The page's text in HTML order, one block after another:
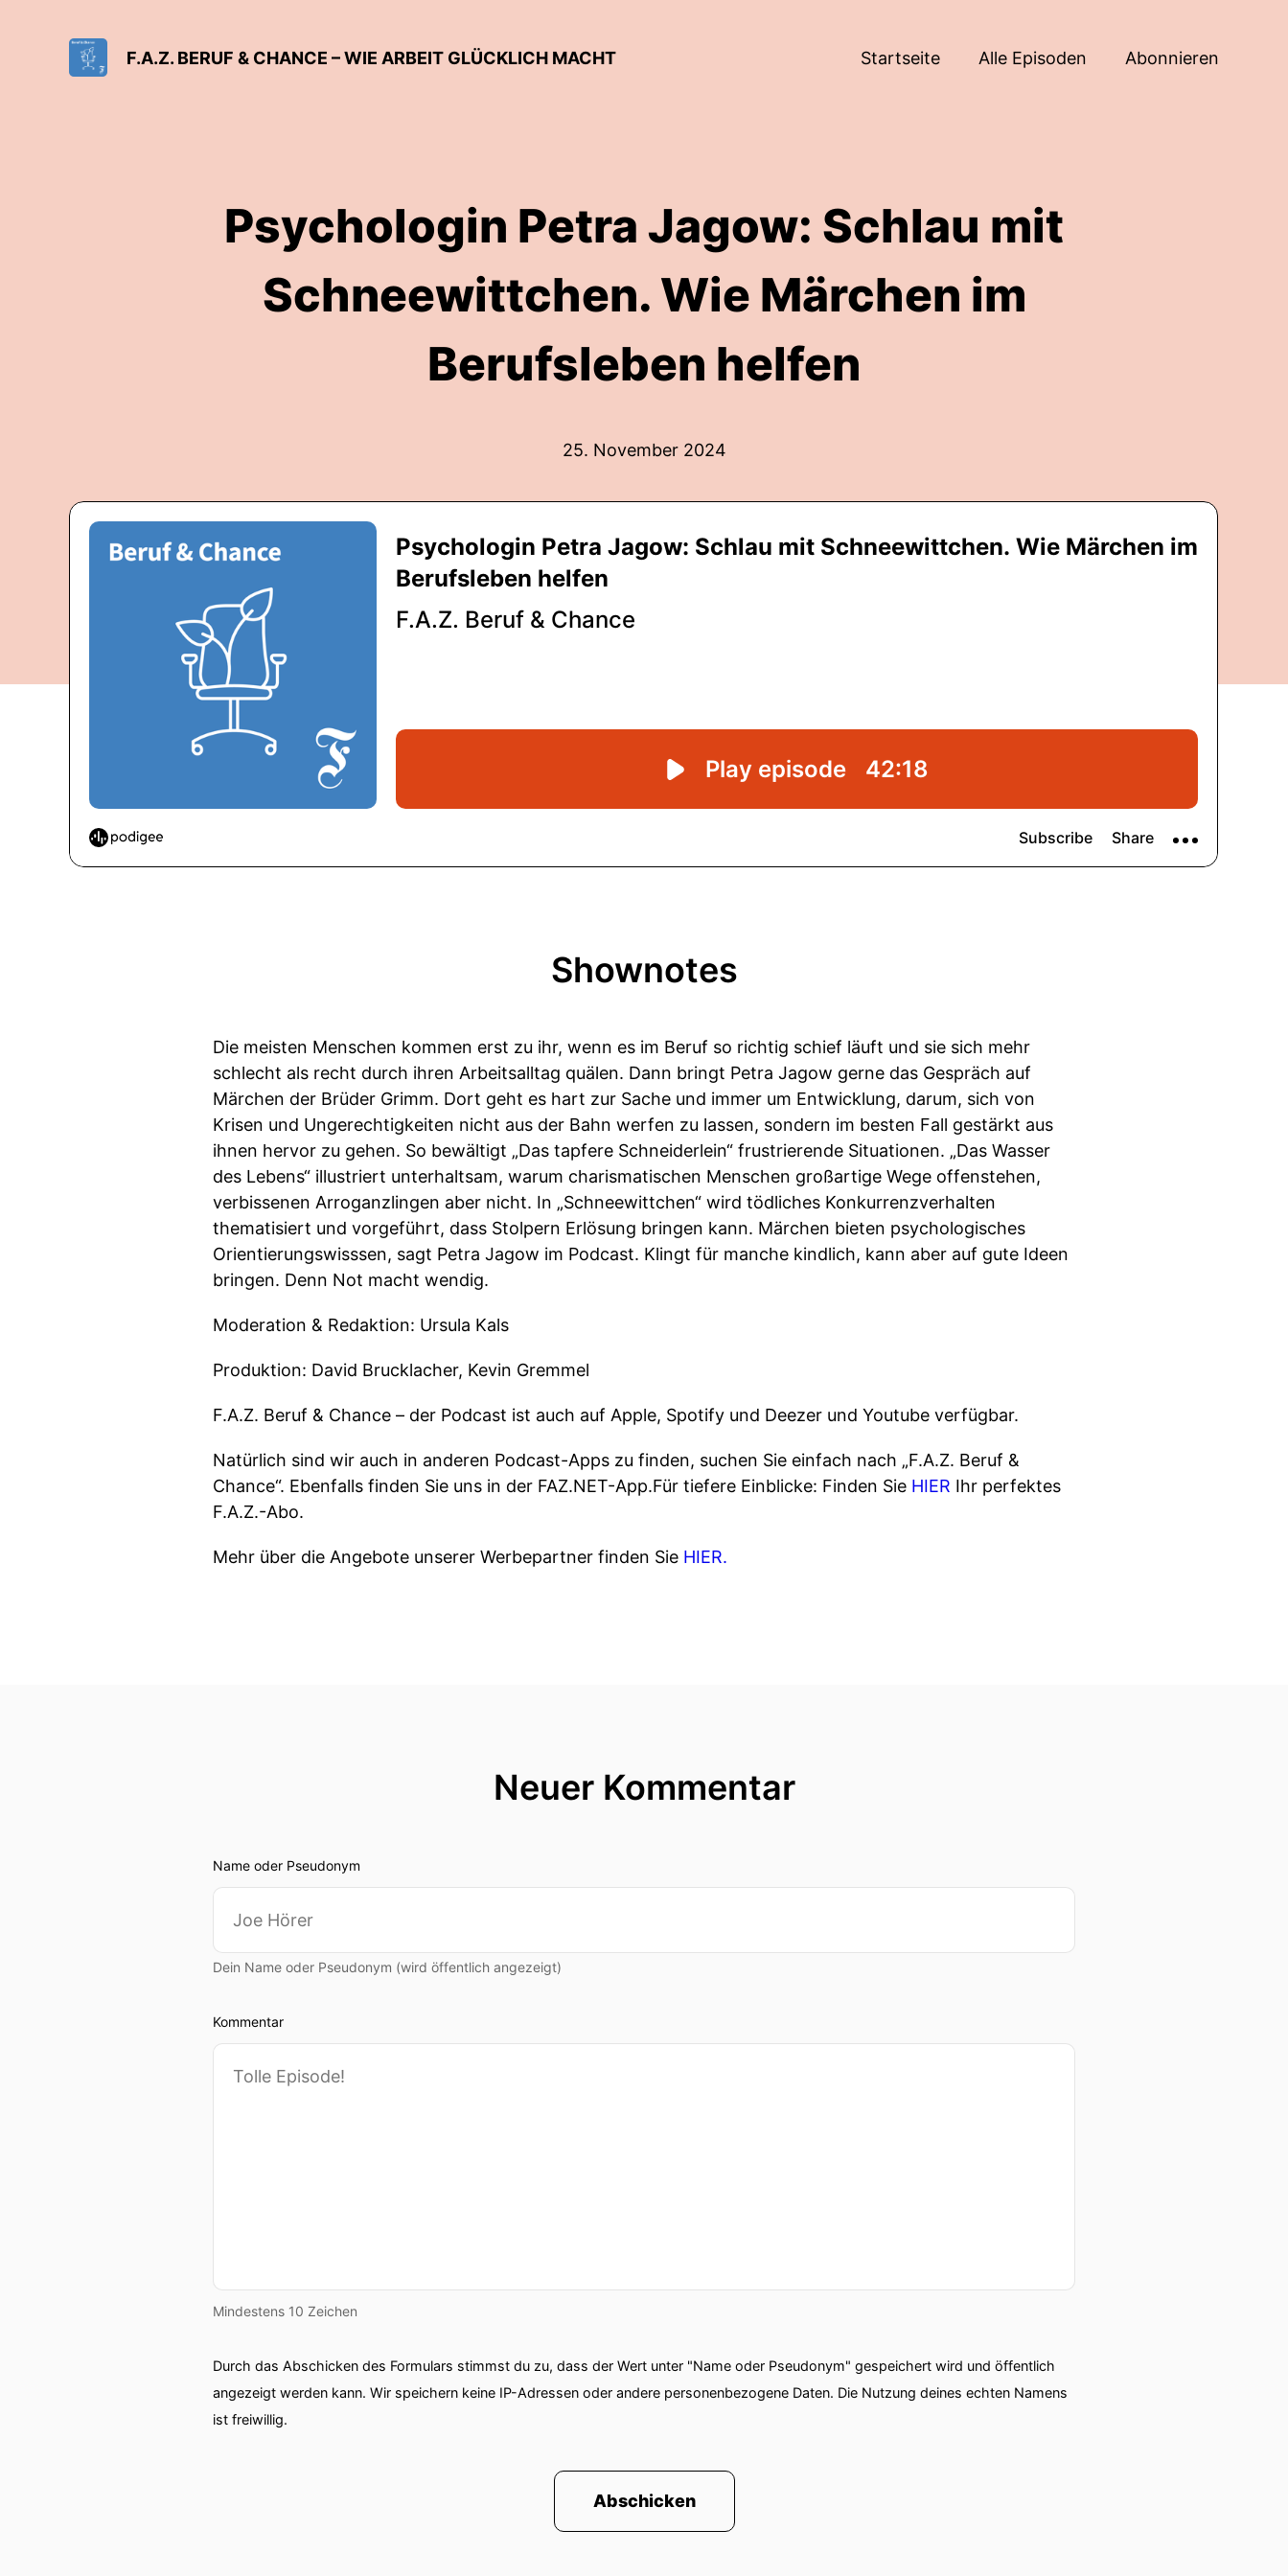
F.A.Z. BERUF & CHANCE – WIE ARBEIT GLÜCKLICH MACHT Startseite Alle Episoden Abonnieren
Psychologin Petra Jagow: Schlau mit
Schneewittchen. Wie Märchen im
Berufsleben helfen
25. November 2024
Shownotes
Die meisten Menschen kommen erst zu ihr, wenn es im Beruf so richtig schief läuft und sie sich mehr
schlecht als recht durch ihren Arbeitsalltag quälen. Dann bringt Petra Jagow gerne das Gespräch auf
Märchen der Brüder Grimm. Dort geht es hart zur Sache und immer um Entwicklung, darum, sich von
Krisen und Ungerechtigkeiten nicht aus der Bahn werfen zu lassen, sondern im besten Fall gestärkt aus
ihnen hervor zu gehen. So bewältigt „Das tapfere Schneiderlein“ frustrierende Situationen. „Das Wasser
des Lebens“ illustriert unterhaltsam, warum charismatischen Menschen großartige Wege offenstehen,
verbissenen Arroganzlingen aber nicht. In „Schneewittchen“ wird tödliches Konkurrenzverhalten
thematisiert und vorgeführt, dass Stolpern Erlösung bringen kann. Märchen bieten psychologisches
Orientierungswisssen, sagt Petra Jagow im Podcast. Klingt für manche kindlich, kann aber auf gute Ideen
bringen. Denn Not macht wendig.
Moderation & Redaktion: Ursula Kals
Produktion: David Brucklacher, Kevin Gremmel
F.A.Z. Beruf & Chance – der Podcast ist auch auf Apple, Spotify und Deezer und Youtube verfügbar.
Natürlich sind wir auch in anderen Podcast-Apps zu finden, suchen Sie einfach nach „F.A.Z. Beruf &
Chance“. Ebenfalls finden Sie uns in der FAZ.NET-App.Für tiefere Einblicke: Finden Sie HIER Ihr perfektes
F.A.Z.-Abo.
Mehr über die Angebote unserer Werbepartner finden Sie HIER.
Neuer Kommentar
Name oder Pseudonym
Dein Name oder Pseudonym (wird öffentlich angezeigt)
Kommentar
Mindestens 10 Zeichen
Durch das Abschicken des Formulars stimmst du zu, dass der Wert unter "Name oder Pseudonym" gespeichert wird und öffentlich
angezeigt werden kann. Wir speichern keine IP-Adressen oder andere personenbezogene Daten. Die Nutzung deines echten Namens
ist freiwillig.
Abschicken